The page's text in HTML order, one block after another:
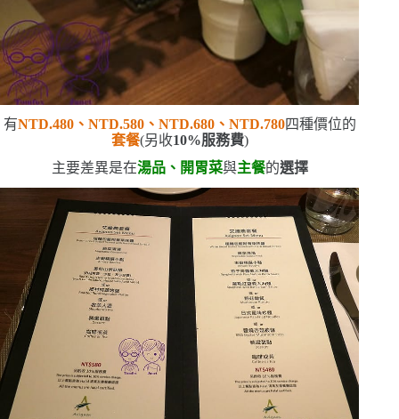
有NTD.480、 NTD.580、 NTD.680、 NTD.780四種價位的
套餐(另收10%服務費)
主要差異是在湯品、開胃菜與主餐的選擇